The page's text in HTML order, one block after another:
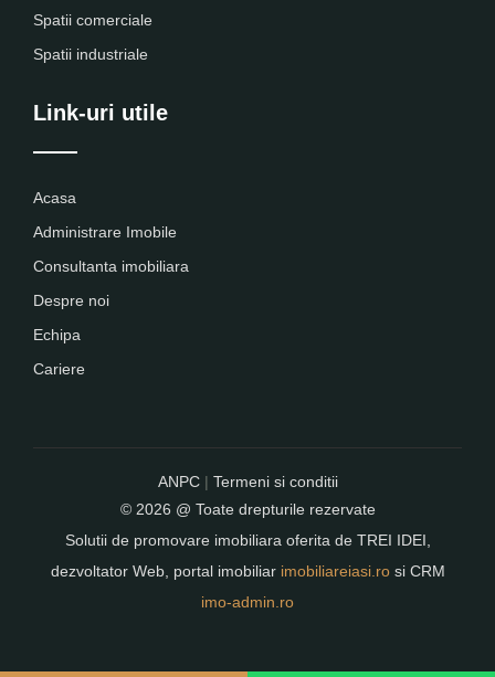
Spatii comerciale
Spatii industriale
Link-uri utile
Acasa
Administrare Imobile
Consultanta imobiliara
Despre noi
Echipa
Cariere
ANPC| Termeni si conditii
© 2026 @ Toate drepturile rezervate
Solutii de promovare imobiliara oferita de TREI IDEI,
dezvoltator Web, portal imobiliar imobiliareiasi.rosi CRM
imo-admin.ro